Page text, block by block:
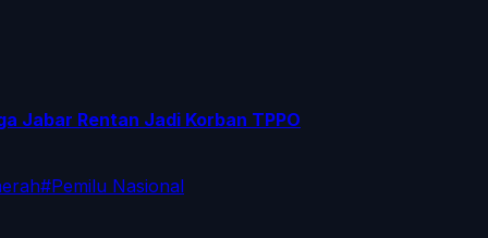
Jabar Rentan Jadi Korban TPPO
#Pemilu Nasional